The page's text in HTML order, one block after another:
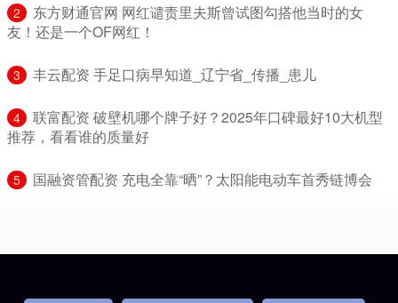
2
​东方财通官网 网红谴责里夫斯曾试图勾搭他当时的女
友！还是一个OF网红！
3 ​丰云配资 手足口病早知道_辽宁省_传播_患儿
4
​联富配资 破壁机哪个牌子好？2025年口碑最好10大机型
推荐，看看谁的质量好
5 ​国融资管配资 充电全靠“晒”？太阳能电动车首秀链博会